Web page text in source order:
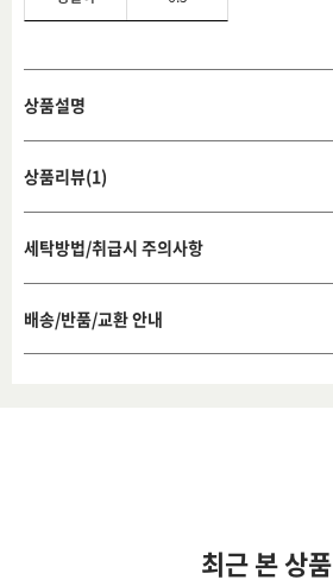
상품설명
상품리뷰(1)
세탁방법/취급시 주의사항
배송/반품/교환 안내
최근 본 상품